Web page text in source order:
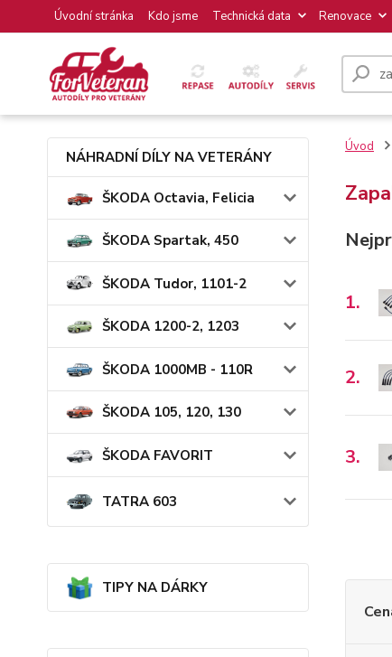
Úvodní stránka Kdo jsme Technická data Renovace
NÁHRADNÍ DÍLY NA VETERÁNY
ŠKODA Octavia, Felicia
ŠKODA Spartak, 450
ŠKODA Tudor, 1101-2
ŠKODA 1200-2, 1203
ŠKODA 1000MB - 110R
ŠKODA 105, 120, 130
ŠKODA FAVORIT
TATRA 603
TIPY NA DÁRKY
Úvod
1.
2.
3.